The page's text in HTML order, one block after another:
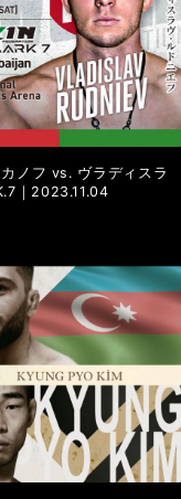
LANDMARK vol.5
ノフ vs. ヴラディスラ
｜2023.11.04